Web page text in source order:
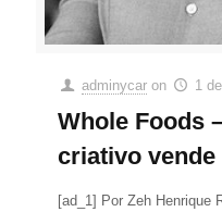
adminycar on 1
Whole Foods
criativo vende
[ad_1] Por Zeh Henrique